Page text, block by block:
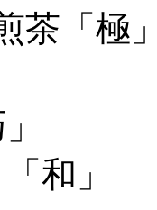
茶「極
和」